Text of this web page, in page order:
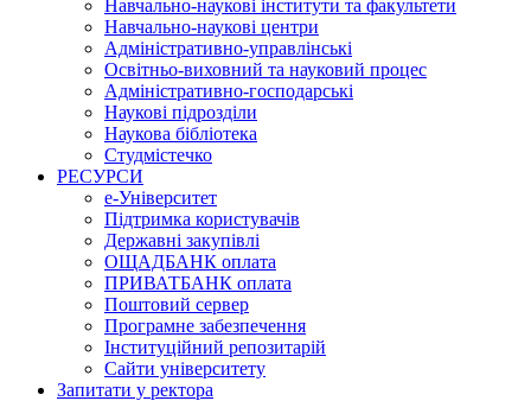
Навчально-наукові інститути та факультети
Навчально-наукові центри
Адміністративно-управлінські
Освітньо-виховний та науковий процес
Адміністративно-господарські
Наукові підрозділи
Наукова бібліотека
Студмістечко
РЕСУРСИ
е-Університет
Підтримка користувачів
Державні закупівлі
ОЩАДБАНК оплата
ПРИВАТБАНК оплата
Поштовий сервер
Програмне забезпечення
Інституційний репозитарій
Сайти університету
Запитати у ректора